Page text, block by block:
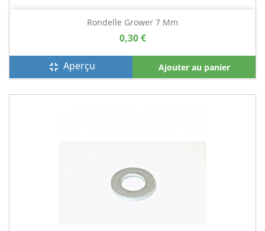
Rondelle Grower 7 Mm
0,30 €
fullscreen_exit Aperçu Ajouter au panier